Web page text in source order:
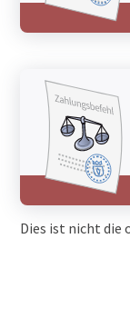
Dies ist nicht die